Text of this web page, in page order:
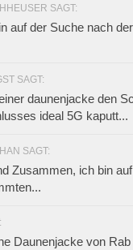
SAGT:
auf der Suche nach
SAGT:
daunenjacke den
ideal 5G kaputt...
SAGT:
Zusammen, ich bin
Daunenjacke von